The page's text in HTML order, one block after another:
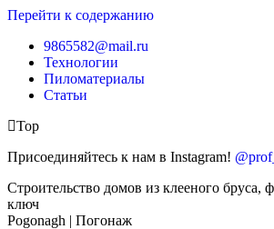
Перейти к содержанию
9865582@mail.ru
Технологии
Пиломатериалы
Статьи
Top
Присоединяйтесь к нам в Instagram!
Строительство домов из клееного бруса,
ключ
Pogonagh | Погонаж